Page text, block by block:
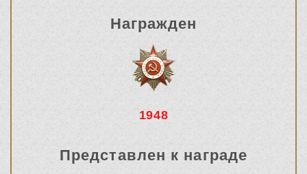
Награжден
1948
Представлен к награде